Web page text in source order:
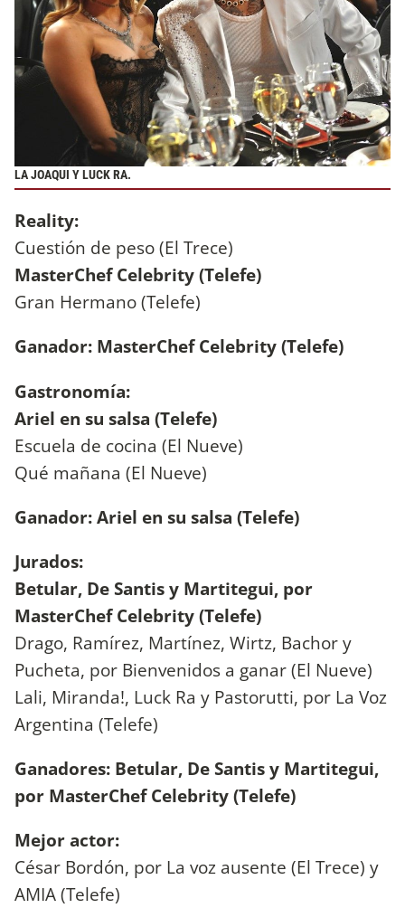
LA JOAQUI Y LUCK RA.
Reality:
Cuestión de peso (El Trece)
MasterChef Celebrity (Telefe)
Gran Hermano (Telefe)
Ganador: MasterChef Celebrity (Telefe)
Gastronomía:
Ariel en su salsa (Telefe)
Escuela de cocina (El Nueve)
Qué mañana (El Nueve)
Ganador: Ariel en su salsa (Telefe)
Jurados:
Betular, De Santis y Martitegui, por
MasterChef Celebrity (Telefe)
Drago, Ramírez, Martínez, Wirtz, Bachor y
Pucheta, por Bienvenidos a ganar (El Nueve)
Lali, Miranda!, Luck Ra y Pastorutti, por La Voz
Argentina (Telefe)
Ganadores: Betular, De Santis y Martitegui,
por MasterChef Celebrity (Telefe)
Mejor actor:
César Bordón, por La voz ausente (El Trece) y
AMIA (Telefe)